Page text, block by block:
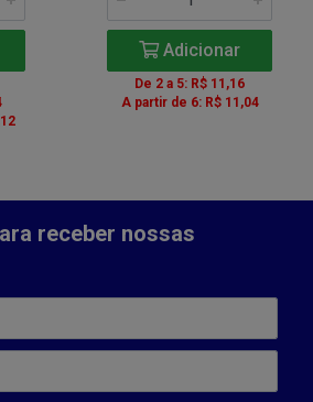
Adicionar
De 2 a 5: R$ 11,16
A partir de 6: R$ 11,04
receber nossas